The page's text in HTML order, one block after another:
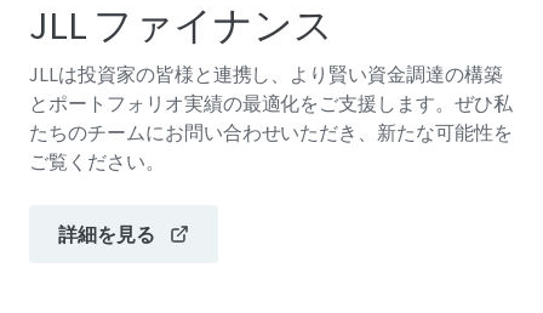
JLL ファイナンス
JLLは投資家の皆様と連携し、より賢い資金調達の構築
とポートフォリオ実績の最適化をご支援します。ぜひ私
たちのチームにお問い合わせいただき、新たな可能性を
ご覧ください。
詳細を見る